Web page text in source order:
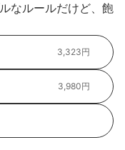
なルールだけど、飽
3,323円
3,980円